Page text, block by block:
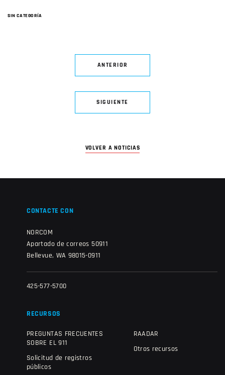
SIN CATEGORÍA
ANTERIOR
SIGUIENTE
VOLVER A NOTICIAS
CONTACTE CON
NORCOM
Apartado de correos 50911
Bellevue, WA 98015-0911
425-577-5700
RECURSOS
PREGUNTAS FRECUENTES
SOBRE EL 911
Solicitud de registros
públicos
RAADAR
Otros recursos